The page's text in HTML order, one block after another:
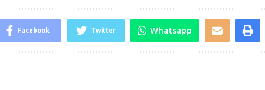
Facebook Twitter Whatsapp